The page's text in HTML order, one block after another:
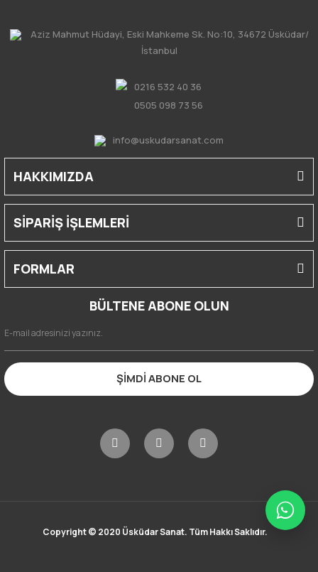
Aziz Mahmut Hüdayi, Eski Mahkeme Sk. No:10, 34672 Üsküdar/
İstanbul
0216 532 40 36
0505 098 73 56
info@uskudarsanat.com
HAKKIMIZDA
SİPARİŞ İŞLEMLERİ
FORMLAR
BÜLTENE ABONE OLUN
ŞİMDİ ABONE OL
Copyright © 2020 Üsküdar Sanat. Tüm Hakkı Saklıdır.